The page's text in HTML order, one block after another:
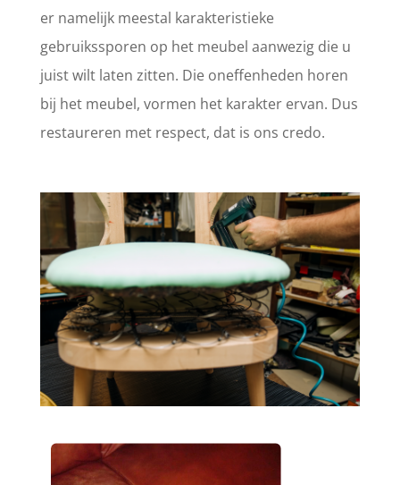
er namelijk meestal karakteristieke
gebruikssporen op het meubel aanwezig die u
juist wilt laten zitten. Die oneffenheden horen
bij het meubel, vormen het karakter ervan. Dus
restaureren met respect, dat is ons credo.